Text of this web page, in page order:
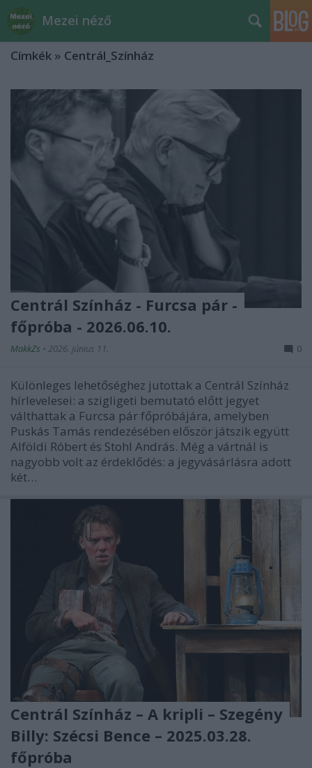
Mezei néző
Címkék » Centrál_Színház
Centrál Színház - Furcsa pár -
főpróba - 2026.06.10.
MakkZs • 2026. június 11. 0
Különleges lehetőséghez jutottak a Centrál Színház
hírlevelesei: a szigligeti bemutató előtt jegyet
válthattak a Furcsa pár főpróbájára, amelyben
Puskás Tamás rendezésében először játszik együtt
Alföldi Róbert és Stohl András. Még a vártnál is
nagyobb volt az érdeklődés: a jegyvásárlásra adott
két…
Centrál Színház – A kripli – Szegény
Billy: Szécsi Bence – 2025.03.28.
főpróba